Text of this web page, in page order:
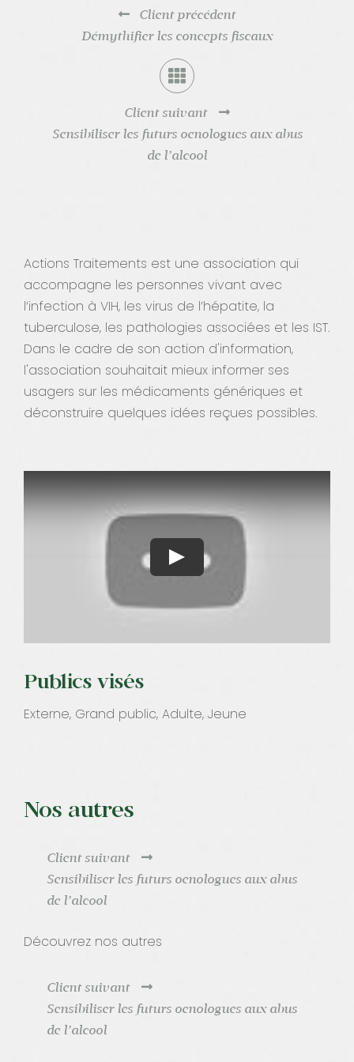
Client précédent
Démythifier les concepts fiscaux
Client suivant
Sensibiliser les futurs oenologues aux abus
de l’alcool
Actions Traitements est une association qui
accompagne les personnes vivant avec
l’infection à VIH, les virus de l’hépatite, la
tuberculose, les pathologies associées et les IST.
Dans le cadre de son action d'information,
l'association souhaitait mieux informer ses
usagers sur les médicaments génériques et
déconstruire quelques idées reçues possibles.
Publics visés
Externe, Grand public, Adulte, Jeune
Nos autres
Client suivant
Sensibiliser les futurs oenologues aux abus
de l’alcool
Découvrez nos autres
Client suivant
Sensibiliser les futurs oenologues aux abus
de l’alcool